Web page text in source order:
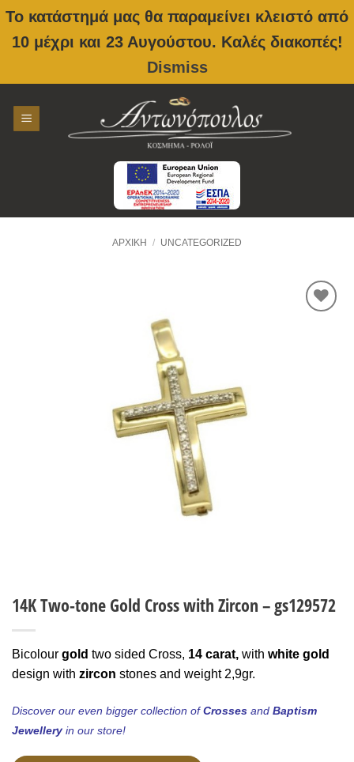
Το κατάστημά μας θα παραμείνει κλειστό από
10 μέχρι και 23 Αυγούστου. Καλές διακοπές!
Dismiss
content
ΑΡΧΙΚΉ / UNCATEGORIZED
14K Two-tone Gold Cross with Zircon – gs129572
Bicolour gold two sided Cross, 14 carat, with white gold
design with zircon stones and weight 2,9gr.
Discover our even bigger collection ofCrosses and Baptism
Jewellery in our store!